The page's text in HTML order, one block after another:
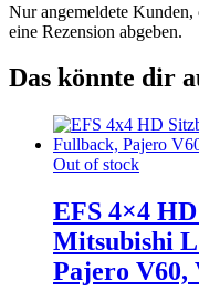
Nur angemeldete Kunden,
eine Rezension abgeben.
Das könnte dir
Out of stock
EFS 4×4
Mitsubishi
Pajero V60,